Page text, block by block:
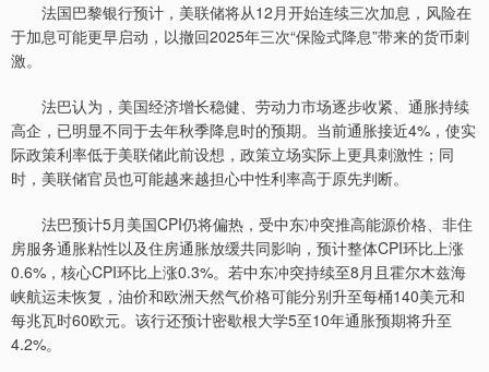
法国巴黎银行预计，美联储将从12月开始连续三次加息，风险在
于加息可能更早启动，以撤回2025年三次“保险式降息”带来的货币刺
激。
法巴认为，美国经济增长稳健、劳动力市场逐步收紧、通胀持续
高企，已明显不同于去年秋季降息时的预期。当前通胀接近4%，使实
际政策利率低于美联储此前设想，政策立场实际上更具刺激性；同
时，美联储官员也可能越来越担心中性利率高于原先判断。
法巴预计5月美国CPI仍将偏热，受中东冲突推高能源价格、非住
房服务通胀粘性以及住房通胀放缓共同影响，预计整体CPI环比上涨
0.6%，核心CPI环比上涨0.3%。若中东冲突持续至8月且霍尔木兹海
峡航运未恢复，油价和欧洲天然气价格可能分别升至每桶140美元和
每兆瓦时60欧元。该行还预计密歇根大学5至10年通胀预期将升至
4.2%。